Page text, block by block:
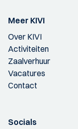
Meer KIVI
Over KIVI
Activiteiten
Zaalverhuur
Vacatures
Contact
Socials